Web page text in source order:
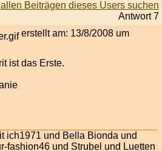
Antwort 7
erstellt am: 13/8/2008 um
ist das Erste.
ich1971 und Bella Bionda und
fashion46 und Strubel und Luetten